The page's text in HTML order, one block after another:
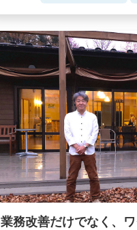
業務改善だけでなく、